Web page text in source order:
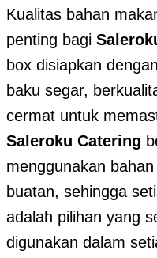
Kualitas bahan
penting bagi
box disiapkan
baku segar,
cermat untuk
Saleroku Catering
menggunakan
buatan, sehingga
adalah pilihan yang
digunakan dalam